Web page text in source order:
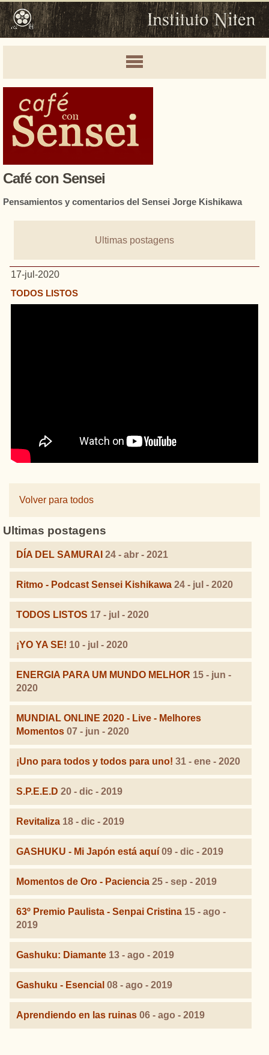
Café con Sensei
Pensamientos y comentarios del Sensei Jorge Kishikawa
Ultimas postagens
17-jul-2020
TODOS LISTOS
Volver para todos
Ultimas postagens
DÍA DEL SAMURAI 24 - abr - 2021
Ritmo - Podcast Sensei Kishikawa 24 - jul - 2020
TODOS LISTOS 17 - jul - 2020
¡YO YA SE! 10 - jul - 2020
ENERGIA PARA UM MUNDO MELHOR 15 - jun -
2020
MUNDIAL ONLINE 2020 - Live - Melhores
Momentos 07 - jun - 2020
¡Uno para todos y todos para uno! 31 - ene - 2020
S.P.E.E.D 20 - dic - 2019
Revitaliza 18 - dic - 2019
GASHUKU - Mi Japón está aquí 09 - dic - 2019
Momentos de Oro - Paciencia 25 - sep - 2019
63º Premio Paulista - Senpai Cristina 15 - ago -
2019
Gashuku: Diamante 13 - ago - 2019
Gashuku - Esencial 08 - ago - 2019
Aprendiendo en las ruinas 06 - ago - 2019